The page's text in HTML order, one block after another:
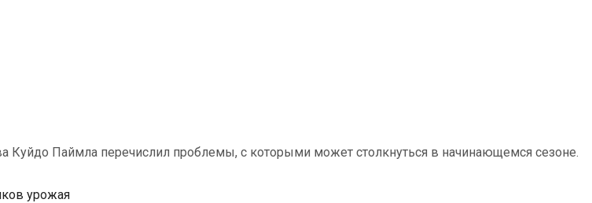
Паймла перечислил проблемы, с которыми может столкнуться в начинающемся сезоне.
урожая